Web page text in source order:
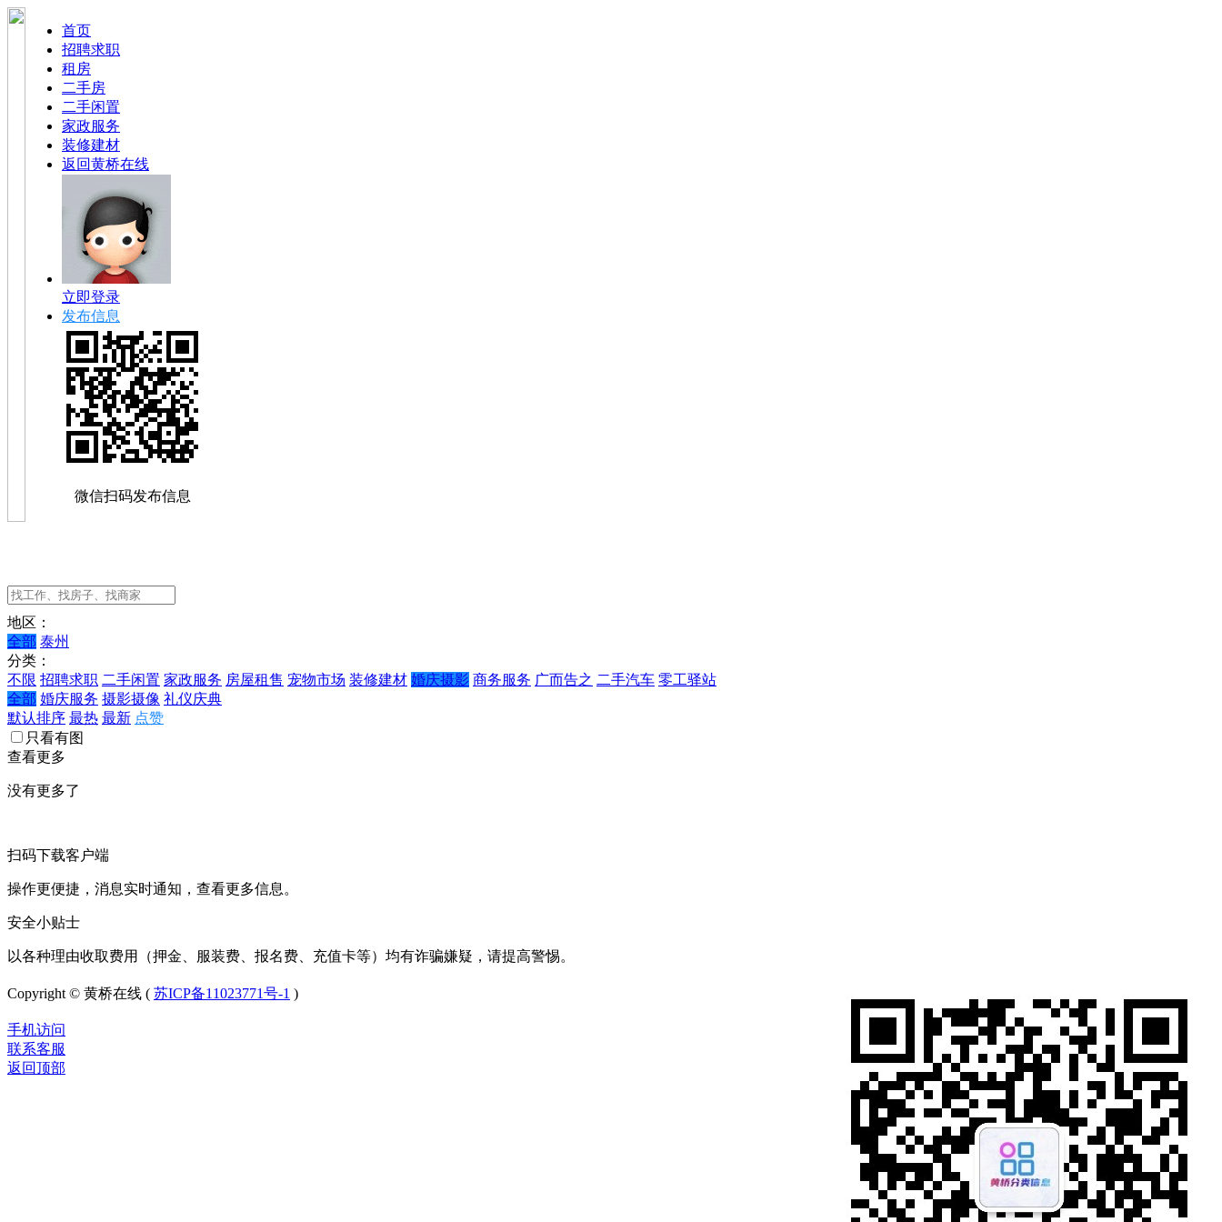
首页
招聘求职
租房
二手房
二手闲置
家政服务
装修建材
返回黄桥在线
立即登录
发布信息
微信扫码发布信息
地区：
全部 泰州
分类：
不限 招聘求职 二手闲置 家政服务 房屋租售 宠物市场 装修建材 婚庆摄影 商务服务 广而告之 二手汽车 零工驿站
全部 婚庆服务 摄影摄像 礼仪庆典
默认排序 最热 最新 点赞
只看有图
查看更多
没有更多了
扫码下载客户端
操作更便捷，消息实时通知，查看更多信息。
安全小贴士
以各种理由收取费用（押金、服装费、报名费、充值卡等）均有诈骗嫌疑，请提高警惕。
Copyright © 黄桥在线 ( 苏ICP备11023771号-1 )
手机访问
联系客服
返回顶部